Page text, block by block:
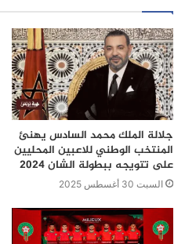
جلالة الملك محمد السادس يهنئ
المنتخب الوطني للاعبين المحليين
على تتويجه ببطولة الشان 2024
السبت 30 أغسطس 2025